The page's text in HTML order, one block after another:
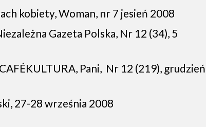
kobiety, Woman, nr 7 jesień 2008
Gazeta Polska, Nr 12 (34), 5
Pani, Nr 12 (219), grudzień
27-28 września 2008